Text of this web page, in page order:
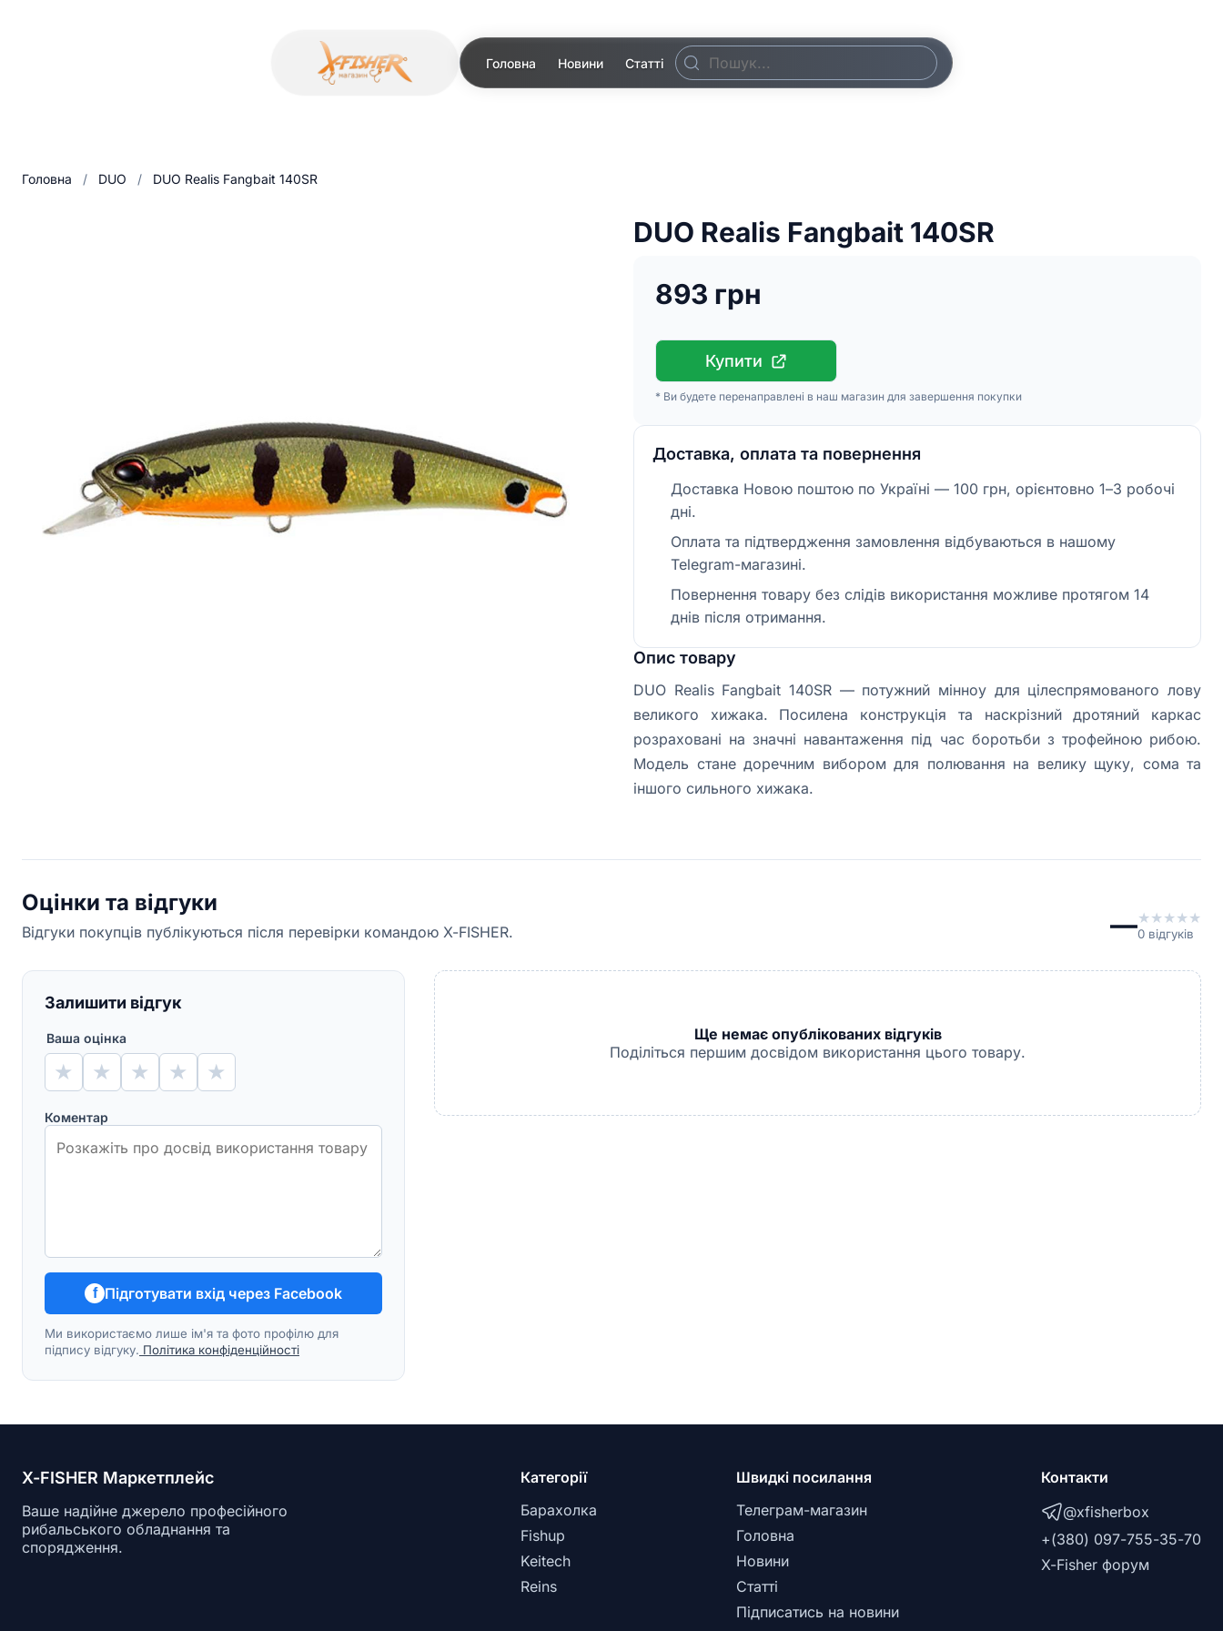
Головна Новини Статті
Головна / DUO / DUO Realis Fangbait 140SR
DUO Realis Fangbait 140SR
893 грн
Купити
* Ви будете перенаправлені в наш магазин для завершення покупки
Доставка, оплата та повернення
Доставка Новою поштою по Україні — 100 грн, орієнтовно 1–3 робочі
дні.
Оплата та підтвердження замовлення відбуваються в нашому
Telegram-магазині.
Повернення товару без слідів використання можливе протягом 14
днів після отримання.
Опис товару
DUO Realis Fangbait 140SR — потужний мінноу для цілеспрямованого лову
великого хижака. Посилена конструкція та наскрізний дротяний каркас
розраховані на значні навантаження під час боротьби з трофейною рибою.
Модель стане доречним вибором для полювання на велику щуку, сома та
іншого сильного хижака.
Оцінки та відгуки
Відгуки покупців публікуються після перевірки командою X-FISHER. —★★★★★
0 відгуків
Залишити відгук
Ваша оцінка
★ ★ ★ ★ ★
Коментар
f Підготувати вхід через Facebook
Ми використаємо лише ім'я та фото профілю для
підпису відгуку. Політика конфіденційності
Ще немає опублікованих відгуків
Поділіться першим досвідом використання цього товару.
X-FISHER Маркетплейс
Ваше надійне джерело професійного
рибальського обладнання та
спорядження.
Категорії
Барахолка
Fishup
Keitech
Reins
Швидкі посилання
Телеграм-магазин
Головна
Новини
Статті
Підписатись на новини
Контакти
@xfisherbox
+(380) 097-755-35-70
X-Fisher форум